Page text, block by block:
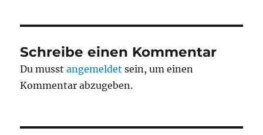
Schreibe einen Kommentar
Du musstangemeldet sein, um einen
Kommentar abzugeben.